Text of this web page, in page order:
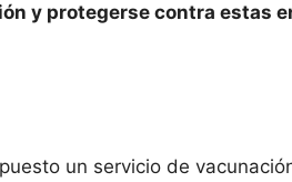
y protegerse contra estas
un servicio de